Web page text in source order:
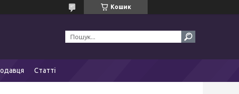
Кошик
Статті